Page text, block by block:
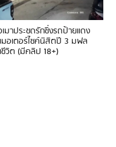
มาประชดรักซิ่งรถป้ายแดง
มอเตอร์ไซค์นิสิตปี 3 มฟล
ชีวิต (มีคลิป 18+)